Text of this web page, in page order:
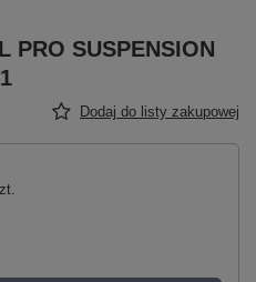
PRO SUSPENSION
Dodaj do listy zakupowej